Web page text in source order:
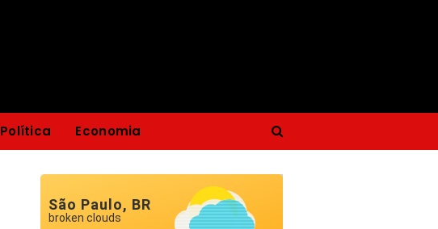
Política Economia
São Paulo, BR
broken clouds